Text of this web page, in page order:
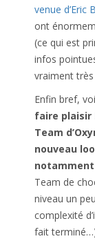
venue d’Eric
ont
(ce qui est
infos
vraiment
Enfin bref,
faire plaisir
Team
nouveau
notamment
Team de
niveau un
complexité
fait